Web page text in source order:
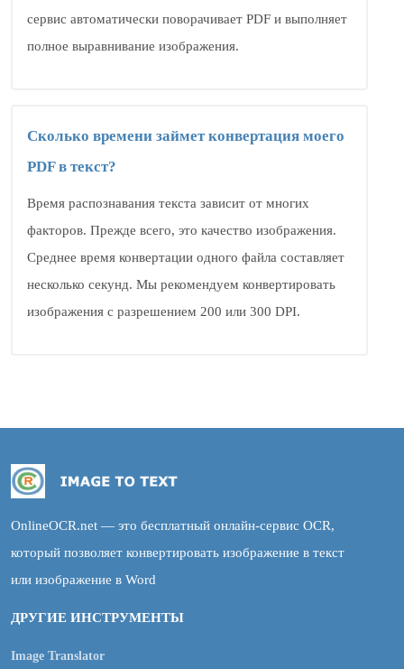
сервис автоматически поворачивает PDF и выполняет
полное выравнивание изображения.
Сколько времени займет конвертация моего
PDF в текст?
Время распознавания текста зависит от многих
факторов. Прежде всего, это качество изображения.
Среднее время конвертации одного файла составляет
несколько секунд. Мы рекомендуем конвертировать
изображения с разрешением 200 или 300 DPI.
OnlineOCR.net — это бесплатный онлайн-сервис OCR,
который позволяет конвертировать изображение в текст
или изображение в Word
ДРУГИЕ ИНСТРУМЕНТЫ
Image Translator